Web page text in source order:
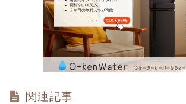
関連記事